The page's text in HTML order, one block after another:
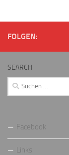
FOLGEN:
SEARCH
Suchen
nach:
Facebook
Links